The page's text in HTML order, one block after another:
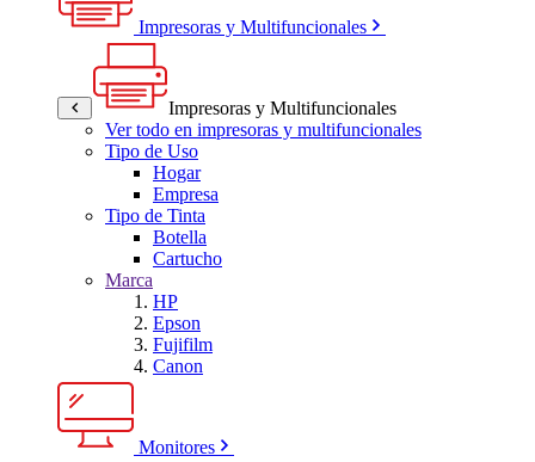
Impresoras y Multifuncionales
Impresoras y Multifuncionales
Ver todo en impresoras y multifuncionales
Tipo de Uso
Hogar
Empresa
Tipo de Tinta
Botella
Cartucho
Marca
HP
Epson
Fujifilm
Canon
Monitores